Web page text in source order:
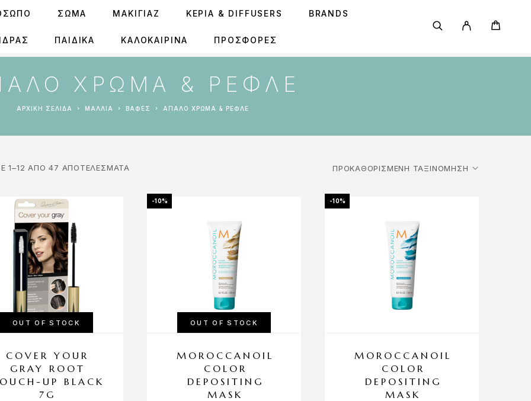
ΣΩΜΑ ΜΑΚΙΓΙΑΖ ΚΕΡΙΆ & DIFFUSERS BRANDS
ΠΑΙΔΙΚΑ ΚΑΛΟΚΑΙΡΙΝΑ ΠΡΟΣΦΟΡΕΣ
ΧΡΏΜΑ & ΡΕΦΛΈ
ΑΡΧΙΚΉ ΣΕΛΊΔΑ ΜΑΛΛΙΑ ΒΑΦΈΣ ΑΠΑΛΌ ΧΡΏΜΑ & ΡΕΦΛΈ
1–12 ΑΠΌ 47 ΑΠΟΤΕΛΈΣΜΑΤΑ
OUT OF STOCK
COVER YOUR
GRAY ROOT
UP BLACK
7G
-10%
OUT OF STOCK
MOROCCANOIL
COLOR
DEPOSITING
MASK
-10%
MOROCCANOIL
COLOR
DEPOSITING
MASK